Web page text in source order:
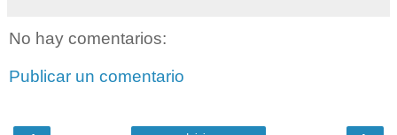
No hay comentarios:
Publicar un comentario